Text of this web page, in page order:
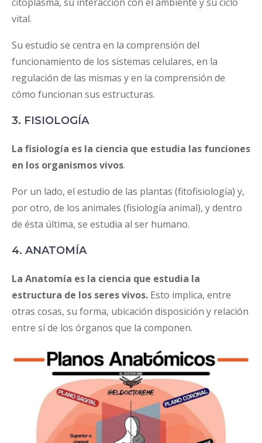
vital.
Su estudio se centra en la comprensión del
funcionamiento de los sistemas celulares, en la
regulación de las mismas y en la comprensión de
cómo funcionan sus estructuras.
3. FISIOLOGÍA
La fisiología es la ciencia que estudia las funciones
en los organismos vivos.
Por un lado, el estudio de las plantas (fitofisiología) y,
por otro, de los animales (fisiología animal), y dentro
de ésta última, se estudia al ser humano.
4. ANATOMÍA
La Anatomía es la ciencia que estudia la
estructura de los seres vivos. Esto implica, entre
otras cosas, su forma, ubicación disposición y relación
entre sí de los órganos que la componen.